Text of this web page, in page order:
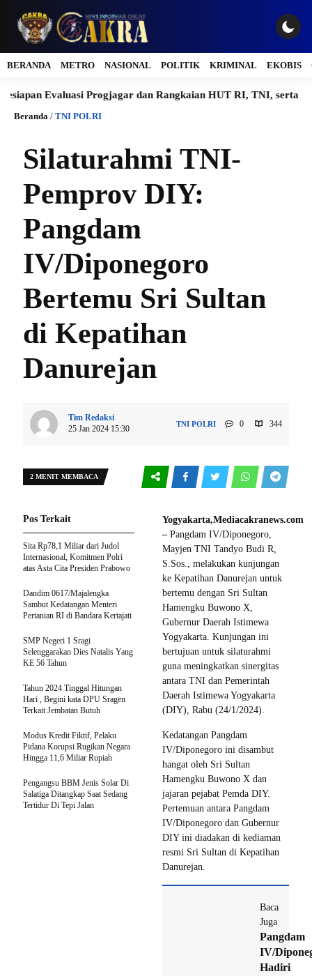
BERANDA METRO NASIONAL POLITIK KRIMINAL EKOBIS
Evaluasi Progjagar dan Rangkaian HUT RI, TNI, serta Kodam
Beranda / TNI POLRI
Silaturahmi TNI-
Pemprov DIY:
Pangdam
IV/Diponegoro
Bertemu Sri Sultan
di Kepatihan
Danurejan
Tim Redaksi
25 Jan 2024 15:30
TNI POLRI 0 344
2 MENIT MEMBACA
Yogyakarta,Mediacakranews.com
– Pangdam IV/Diponegoro,
Mayjen TNI Tandyo Budi R,
S.Sos., melakukan kunjungan
ke Kepatihan Danurejan untuk
bertemu dengan Sri Sultan
Hamengku Buwono X,
Gubernur Daerah Istimewa
Yogyakarta. Kunjungan ini
bertujuan untuk silaturahmi
guna meningkatkan sinergitas
antara TNI dan Pemerintah
Daerah Istimewa Yogyakarta
(DIY), Rabu (24/1/2024).
Kedatangan Pangdam
IV/Diponegoro ini disambut
hangat oleh Sri Sultan
Hamengku Buwono X dan
jajaran pejabat Pemda DIY.
Pertemuan antara Pangdam
IV/Diponegoro dan Gubernur
DIY ini diadakan di kediaman
resmi Sri Sultan di Kepatihan
Danurejan.
Baca
Juga
Pangdam
IV/
Hadiri
Pos Terkait
Sita Rp78,1 Miliar dari Judol
Internasional, Komitmen Polri
atas Asta Cita Presiden Prabowo
Dandim 0617/Majalengka
Sambut Kedatangan Menteri
Pertanian RI di Bandara Kertajati
SMP Negeri 1 Sragi
Selenggarakan Dies Natalis Yang
KE 56 Tahun
Tahun 2024 Tinggal Hitungan
Hari , Begini kata DPU Sragen
Terkait Jembatan Butuh
Modus Kredit Fiktif, Pelaku
Pidana Korupsi Rugikan Negara
Hingga 11,6 Miliar Rupiah
Pengangsu BBM Jenis Solar Di
Salatiga Ditangkap Saat Sedang
Tertidur Di Tepi Jalan